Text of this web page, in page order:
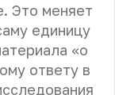
Это меняет
единицу
«о
ответу в